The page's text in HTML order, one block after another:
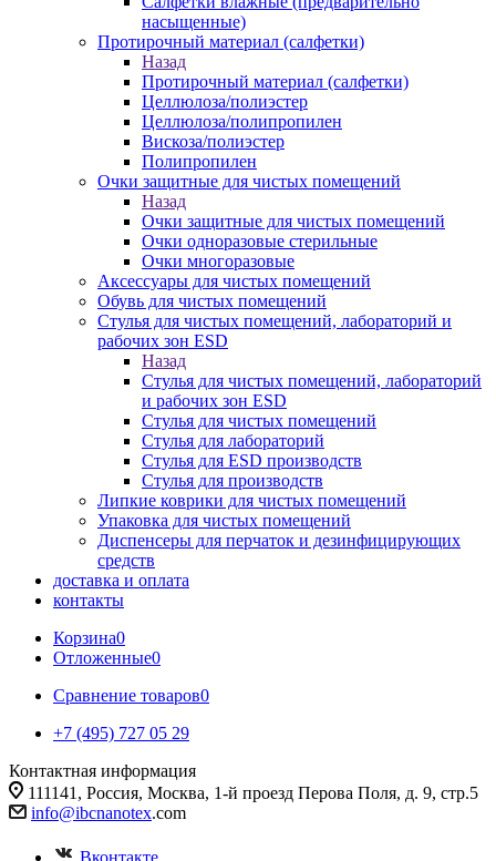
насыщенные)
Протирочный материал (салфетки)
Назад
Протирочный материал (салфетки)
Целлюлоза/полиэстер
Целлюлоза/полипропилен
Вискоза/полиэстер
Полипропилен
Очки защитные для чистых помещений
Назад
Очки защитные для чистых помещений
Очки одноразовые стерильные
Очки многоразовые
Аксессуары для чистых помещений
Обувь для чистых помещений
Стулья для чистых помещений, лабораторий и
рабочих зон ESD
Назад
Стулья для чистых помещений, лабораторий
и рабочих зон ESD
Стулья для чистых помещений
Стулья для лабораторий
Стулья для ESD производств
Стулья для производств
Липкие коврики для чистых помещений
Упаковка для чистых помещений
Диспенсеры для перчаток и дезинфицирующих
средств
доставка и оплата
контакты
Корзина0
Отложенные0
Сравнение товаров0
+7 (495) 727 05 29
Контактная информация
111141, Россия, Москва, 1-й проезд Перова Поля, д. 9, стр.5
info@ibcnanotex.com
Вконтакте